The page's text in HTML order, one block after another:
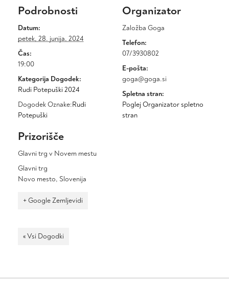
Podrobnosti
Datum:
petek, 28. junija, 2024
Čas:
19:00
Kategorija Dogodek:
Rudi Potepuški 2024
Dogodek Oznake:Rudi
Potepuški
Prizorišče
Glavni trg v Novem mestu
Glavni trg
Novo mesto, Slovenija
+ Google Zemljevidi
Organizator
Založba Goga
Telefon:
07/3930802
E-pošta:
goga@goga.si
Spletna stran:
Poglej Organizator spletno
stran
« Vsi Dogodki